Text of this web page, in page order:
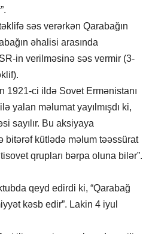
səs verərkən Qarabağın
əhalisi arasında
in verilməsinə səs vermir (3-
1921-ci ildə Sovet Ermənistanı
yalan məlumat yayılmışdı ki,
sayılır. Bu aksiyaya
bitərəf kütlədə məlum təəssürat
qrupları bərpa oluna bilər”.
qeyd edirdi ki, “Qarabağ
kəsb edir”. Lakin 4 iyul